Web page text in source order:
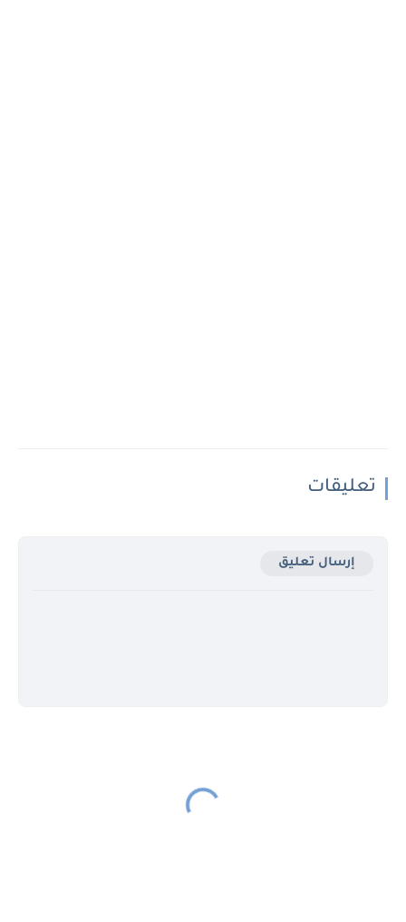
تعليقات
إرسال تعليق